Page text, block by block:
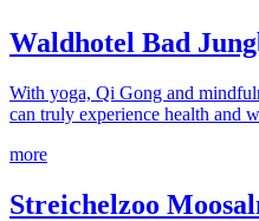
Waldhotel Bad
With yoga, Qi Gong and
can truly experience health and
more
Streichelzoo